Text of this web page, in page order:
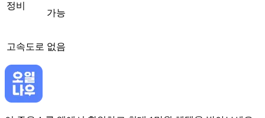
정비
가능
고속도로 없음